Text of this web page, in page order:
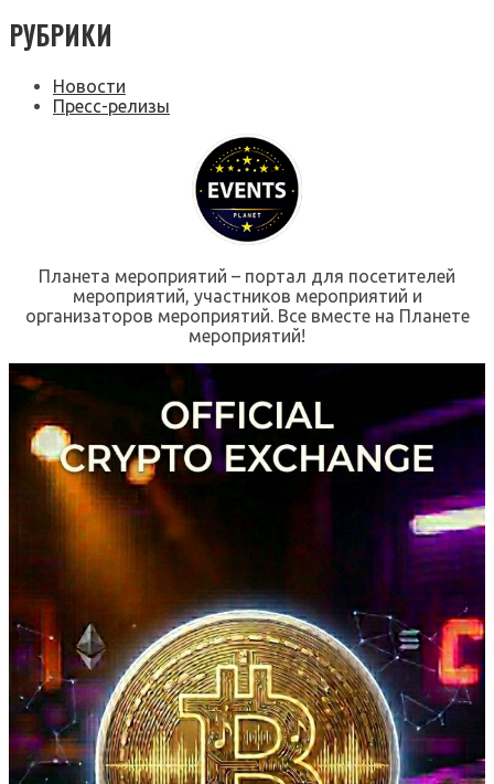
РУБРИКИ
Новости
Пресс-релизы
Планета мероприятий – портал для посетителей
мероприятий, участников мероприятий и
организаторов мероприятий. Все вместе на Планете
мероприятий!